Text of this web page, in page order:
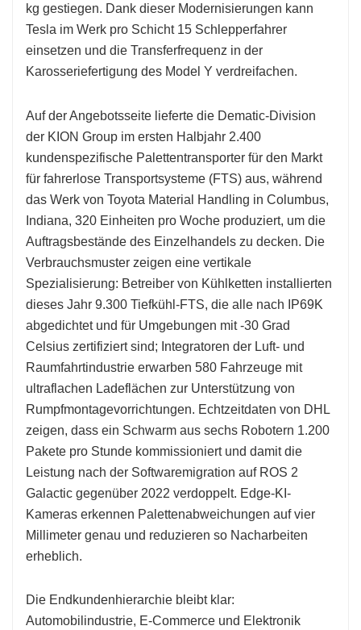
kg gestiegen. Dank dieser Modernisierungen kann
Tesla im Werk pro Schicht 15 Schlepperfahrer
einsetzen und die Transferfrequenz in der
Karosseriefertigung des Model Y verdreifachen.
Auf der Angebotsseite lieferte die Dematic-Division
der KION Group im ersten Halbjahr 2.400
kundenspezifische Palettentransporter für den Markt
für fahrerlose Transportsysteme (FTS) aus, während
das Werk von Toyota Material Handling in Columbus,
Indiana, 320 Einheiten pro Woche produziert, um die
Auftragsbestände des Einzelhandels zu decken. Die
Verbrauchsmuster zeigen eine vertikale
Spezialisierung: Betreiber von Kühlketten installierten
dieses Jahr 9.300 Tiefkühl-FTS, die alle nach IP69K
abgedichtet und für Umgebungen mit -30 Grad
Celsius zertifiziert sind; Integratoren der Luft- und
Raumfahrtindustrie erwarben 580 Fahrzeuge mit
ultraflachen Ladeflächen zur Unterstützung von
Rumpfmontagevorrichtungen. Echtzeitdaten von DHL
zeigen, dass ein Schwarm aus sechs Robotern 1.200
Pakete pro Stunde kommissioniert und damit die
Leistung nach der Softwaremigration auf ROS 2
Galactic gegenüber 2022 verdoppelt. Edge-KI-
Kameras erkennen Palettenabweichungen auf vier
Millimeter genau und reduzieren so Nacharbeiten
erheblich.
Die Endkundenhierarchie bleibt klar:
Automobilindustrie, E-Commerce und Elektronik